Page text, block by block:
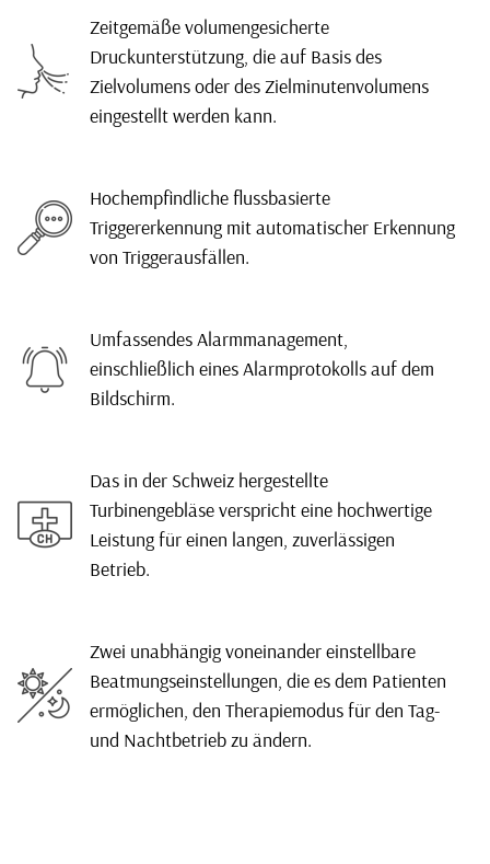
Zeitgemäße volumengesicherte
Druckunterstützung, die auf Basis des
Zielvolumens oder des Zielminutenvolumens
eingestellt werden kann.
Hochempfindliche flussbasierte
Triggererkennung mit automatischer Erkennung
von Triggerausfällen.
Umfassendes Alarmmanagement,
einschließlich eines Alarmprotokolls auf dem
Bildschirm.
Das in der Schweiz hergestellte
Turbinengebläse verspricht eine hochwertige
Leistung für einen langen, zuverlässigen
Betrieb.
Zwei unabhängig voneinander einstellbare
Beatmungseinstellungen, die es dem Patienten
ermöglichen, den Therapiemodus für den Tag-
und Nachtbetrieb zu ändern.